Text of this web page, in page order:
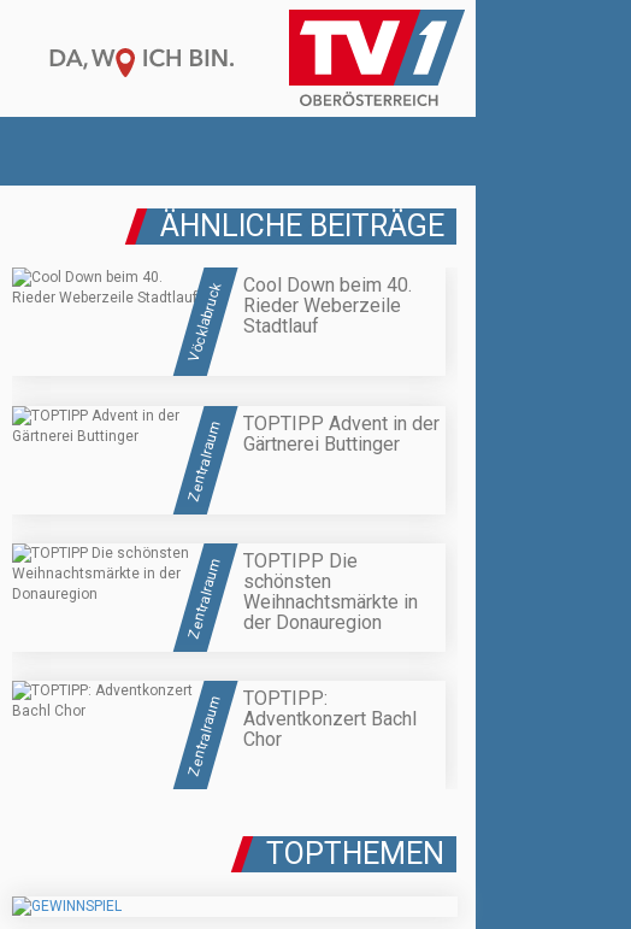
ÄHNLICHE BEITRÄGE
Vöcklabruck
Cool Down beim 40.
Rieder Weberzeile
Stadtlauf
Zentralraum
TOPTIPP Advent in der
Gärtnerei Buttinger
Zentralraum
TOPTIPP Die
schönsten
Weihnachtsmärkte in
der Donauregion
Zentralraum
TOPTIPP:
Adventkonzert Bachl
Chor
TOPTHEMEN